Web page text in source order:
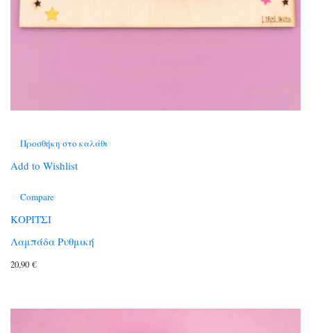
Προσθήκη στο καλάθι
Add to Wishlist
Compare
ΚΟΡΙΤΣΙ
Λαμπάδα Ρυθμική
20,90 €